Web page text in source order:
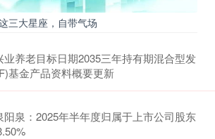
三大星座，自带气场
养老目标日期2035三年持有期混合型发
基金产品资料概要更新
泉：2025年半年度归属于上市公司股东